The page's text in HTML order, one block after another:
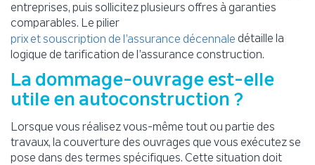
entreprises, puis sollicitez plusieurs offres à garanties
comparables. Le pilier
prix et souscription de l’assurance décennale détaille la
logique de tarification de l’assurance construction.
La dommage-ouvrage est-elle
utile en autoconstruction ?
Lorsque vous réalisez vous-même tout ou partie des
travaux, la couverture des ouvrages que vous exécutez se
pose dans des termes spécifiques. Cette situation doit